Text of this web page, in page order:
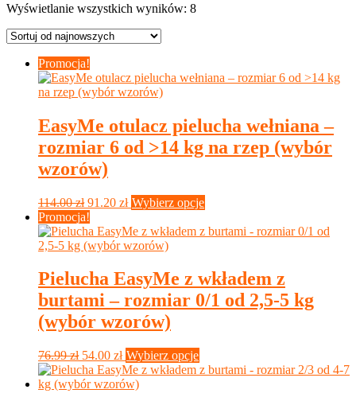
Wyświetlanie wszystkich wyników: 8Posortowane
Promocja!
EasyMe otulacz pielucha wełniana –
rozmiar 6 od >14 kg na rzep (wybór
wzorów)
114.00zł Pierwotna
cena
wynosiła:
114.00 zł.
91.20 złAktualna
wynosi:
91.20 zł.
Wybierz opcje
ma
Opcje
można
wybrać
Promocja!
Pielucha EasyMe z wkładem z
burtami – rozmiar 0/1 od 2,5-5 kg
(wybór wzorów)
76.99zł Pierwotna
cena
wynosiła:
54.00 złAktualna
cena
wynosi:
Wybierz opcje
produkt